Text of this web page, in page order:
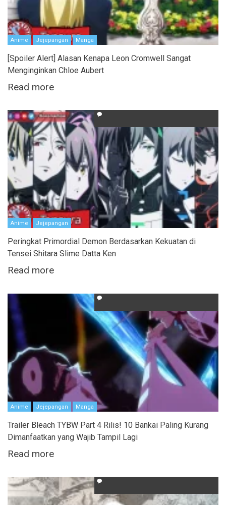
Anime Jejepangan Manga
[Spoiler Alert] Alasan Kenapa Leon Cromwell Sangat
Menginginkan Chloe Aubert
Read more
Anime Jejepangan
Peringkat Primordial Demon Berdasarkan Kekuatan di
Tensei Shitara Slime Datta Ken
Read more
Anime Jejepangan Manga
Trailer Bleach TYBW Part 4 Rilis! 10 Bankai Paling Kurang
Dimanfaatkan yang Wajib Tampil Lagi
Read more